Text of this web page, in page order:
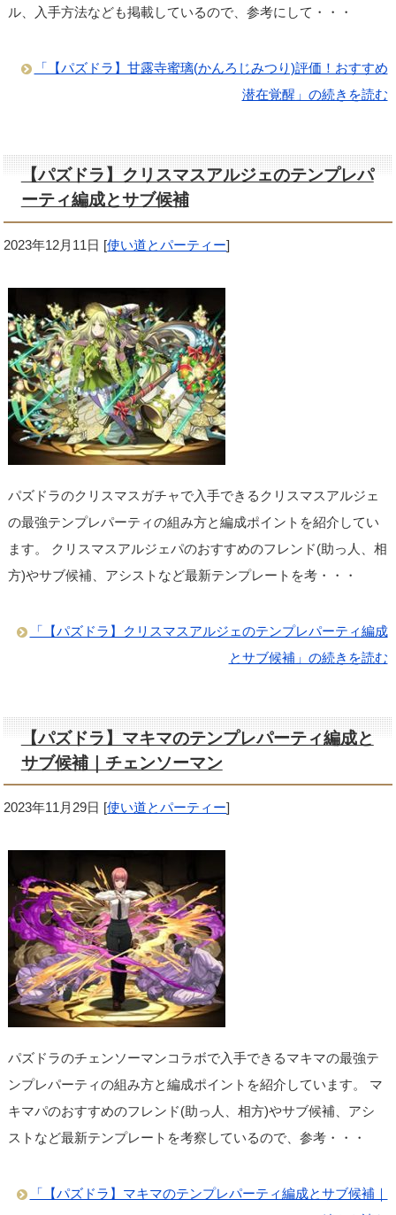
ル、入手方法なども掲載しているので、参考にして・・・
「【パズドラ】甘露寺蜜璃(かんろじみつり)評価！おすすめ
潜在覚醒」の続きを読む
【パズドラ】クリスマスアルジェのテンプレパ
ーティ編成とサブ候補
2023年12月11日 [使い道とパーティー]
パズドラのクリスマスガチャで入手できるクリスマスアルジェ
の最強テンプレパーティの組み方と編成ポイントを紹介してい
ます。 クリスマスアルジェパのおすすめのフレンド(助っ人、相
方)やサブ候補、アシストなど最新テンプレートを考・・・
「【パズドラ】クリスマスアルジェのテンプレパーティ編成
とサブ候補」の続きを読む
【パズドラ】マキマのテンプレパーティ編成と
サブ候補｜チェンソーマン
2023年11月29日 [使い道とパーティー]
パズドラのチェンソーマンコラボで入手できるマキマの最強テ
ンプレパーティの組み方と編成ポイントを紹介しています。 マ
キマパのおすすめのフレンド(助っ人、相方)やサブ候補、アシ
ストなど最新テンプレートを考察しているので、参考・・・
「【パズドラ】マキマのテンプレパーティ編成とサブ候補｜